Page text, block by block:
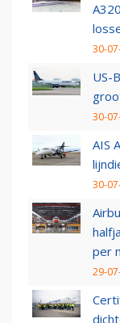
30-
US-
30-
AIS
30-
per
29-